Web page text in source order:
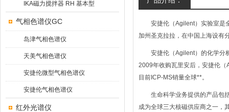
IKA磁力搅拌器 RH 基本型
气相色谱仪GC
岛津气相色谱仪
天美气相色谱仪
安捷伦微型气相色谱仪
安捷伦气相色谱仪
红外光谱仪
安捷伦（Agilent）实验室是
加州圣克拉拉，在中国上海设有
安捷伦（Agilent）的化学分
2009年收购瓦里安后，安捷伦（
目前ICP-MS销量全球**。
生命科学业务提供的产品包
成为全球三大核磁供应商之一，